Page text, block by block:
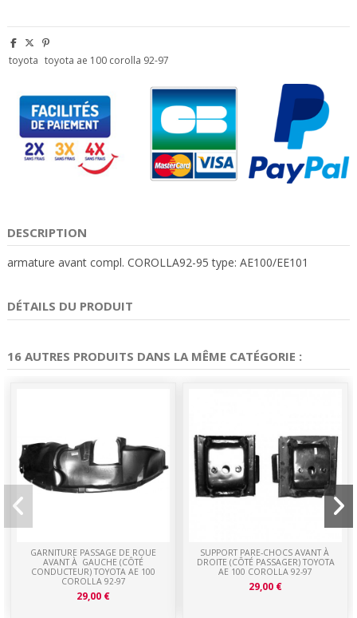
toyota toyota ae 100 corolla 92-97
DESCRIPTION
armature avant compl. COROLLA92-95 type: AE100/EE101
DÉTAILS DU PRODUIT
16 AUTRES PRODUITS DANS LA MÊME CATÉGORIE :
GARNITURE PASSAGE DE ROUE
AVANT À GAUCHE (CÔTÉ
CONDUCTEUR) TOYOTA AE 100
COROLLA 92-97
29,00 €
SUPPORT PARE-CHOCS AVANT À
DROITE (CÔTÉ PASSAGER) TOYOTA
AE 100 COROLLA 92-97
29,00 €